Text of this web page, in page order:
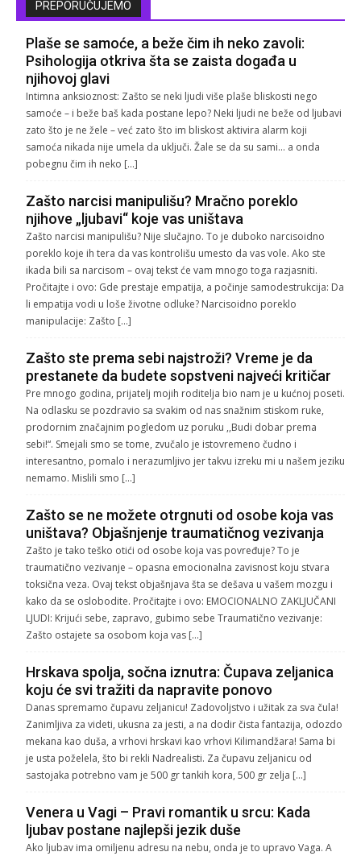
PREPORUČUJEMO
Plaše se samoće, a beže čim ih neko zavoli:
Psihologija otkriva šta se zaista događa u
njihovoj glavi
Intimna anksioznost: Zašto se neki ljudi više plaše bliskosti nego
samoće – i beže baš kada postane lepo? Neki ljudi ne beže od ljubavi
zato što je ne žele – već zato što im bliskost aktivira alarm koji
samoća nikada nije umela da uključi. Žale se da su sami… a onda
pobegnu čim ih neko […]
Zašto narcisi manipulišu? Mračno poreklo
njihove „ljubavi“ koje vas uništava
Zašto narcisi manipulišu? Nije slučajno. To je duboko narcisoidno
poreklo koje ih tera da vas kontrolišu umesto da vas vole. Ako ste
ikada bili sa narcisom – ovaj tekst će vam mnogo toga razjasniti.
Pročitajte i ovo: Gde prestaje empatija, a počinje samodestrukcija: Da
li empatija vodi u loše životne odluke? Narcisoidno poreklo
manipulacije: Zašto […]
Zašto ste prema sebi najstroži? Vreme je da
prestanete da budete sopstveni najveći kritičar
Pre mnogo godina, prijatelj mojih roditelja bio nam je u kućnoj poseti.
Na odlasku se pozdravio sa svakim od nas snažnim stiskom ruke,
prodornim značajnim pogledom uz poruku ,,Budi dobar prema
sebi!“. Smejali smo se tome, zvučalo je istovremeno čudno i
interesantno, pomalo i nerazumljivo jer takvu izreku mi u našem jeziku
nemamo. Mislili smo […]
Zašto se ne možete otrgnuti od osobe koja vas
uništava? Objašnjenje traumatičnog vezivanja
Zašto je tako teško otići od osobe koja vas povređuje? To je
traumatično vezivanje – opasna emocionalna zavisnost koju stvara
toksična veza. Ovaj tekst objašnjava šta se dešava u vašem mozgu i
kako da se oslobodite. Pročitajte i ovo: EMOCIONALNO ZAKLJUČANI
LJUDI: Krijući sebe, zapravo, gubimo sebe Traumatično vezivanje:
Zašto ostajete sa osobom koja vas […]
Hrskava spolja, sočna iznutra: Čupava zeljanica
koju će svi tražiti da napravite ponovo
Danas spremamo čupavu zeljanicu! Zadovoljstvo i užitak za sva čula!
Zanimljiva za videti, ukusna za jesti, a na dodir čista fantazija, odozdo
mekana kao duša, a vrhovi hrskavi kao vrhovi Kilimandžara! Sama bi
je usta poželela, što bi rekli Nadrealisti. Za čupavu zeljanicu od
sastojaka potrebno vam je 500 gr tankih kora, 500 gr zelja […]
Venera u Vagi – Pravi romantik u srcu: Kada
ljubav postane najlepši jezik duše
Ako ljubav ima omiljenu adresu na nebu, onda je to upravo Vaga. A